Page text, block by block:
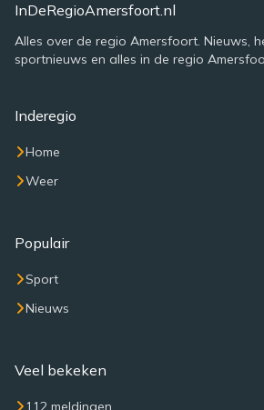
InDeRegioAmersfoort.nl
Alles over de regio Amersfoort. Nieuws,
sportnieuws en alles in de regio
Inderegio
Home
Weer
Populair
Sport
Nieuws
Veel bekeken
112 meldingen